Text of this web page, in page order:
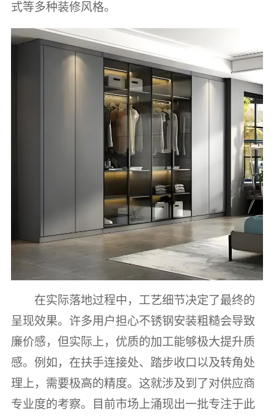
式等多种装修风格。
在实际落地过程中，工艺细节决定了最终的
呈现效果。许多用户担心不锈钢安装粗糙会导致
廉价感，但实际上，优质的加工能够极大提升质
感。例如，在扶手连接处、踏步收口以及转角处
理上，需要极高的精度。这就涉及到了对供应商
专业度的考察。目前市场上涌现出一批专注于此